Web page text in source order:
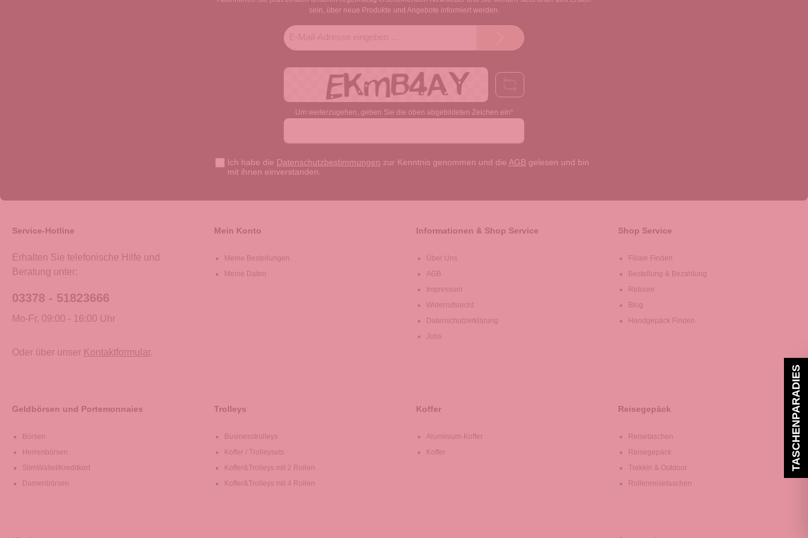
sein, über neue Produkte und Angebote informiert werden.
Adresse*
Um weiterzugehen, geben Sie die oben abgebildeten Zeichen ein*
Ich habe die Datenschutzbestimmungen zur Kenntnis genommen und die AGB gelesen und bin
mit ihnen einverstanden.
Service-Hotline
Erhalten Sie telefonische Hilfe und
Beratung unter:
03378 - 51823666
Mo-Fr, 09:00 - 16:00 Uhr
Oder über unser Kontaktformular.
Mein Konto
Meine Bestellungen
Meine Daten
Informationen & Shop Service
Über Uns
AGB
Impressum
Widerrufsrecht
Datenschutzerklärung
Jobs
Shop Service
Filiale Finden
Bestellung & Bezahlung
Retoure
Blog
Handgepäck Finden
Geldbörsen und Portemonnaies
Börsen
Herrenbörsen
SlimWallet/Kreditkart
Damenbörsen
Trolleys
Businesstrolleys
Koffer / Trolleysets
Koffer&Trolleys mit 2 Rollen
Koffer&Trolleys mit 4 Rollen
Koffer
Aluminium-Koffer
Koffer
Reisegepäck
Reisetaschen
Reisegepäck
Trekkin & Outdoor
Rollenreisetaschen
TASCHENPARADIES